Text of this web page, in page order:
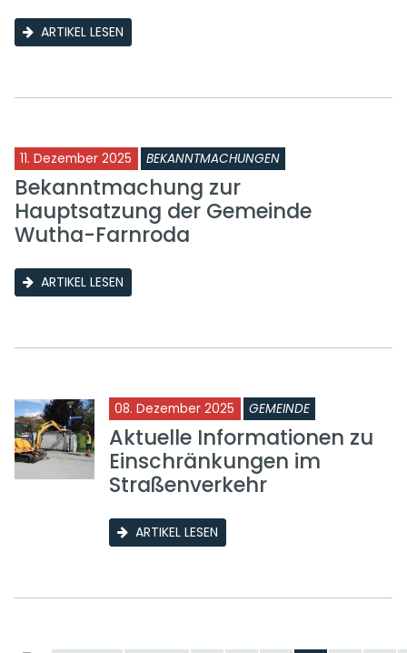
ARTIKEL LESEN
11. Dezember 2025 BEKANNTMACHUNGEN
Bekanntmachung zur
Hauptsatzung der Gemeinde
Wutha-Farnroda
ARTIKEL LESEN
08. Dezember 2025 GEMEINDE
Aktuelle Informationen zu
Einschränkungen im
Straßenverkehr
ARTIKEL LESEN